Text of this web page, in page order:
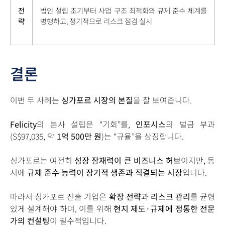
전
략
법인 설립 초기부터 사업 구조 최적화와 규제 준수 체계를
병행하고, 정기적으로 리스크 점검 실시
결론
이번 두 사례는 싱가포르 시장의 본질을 잘 보여줍니다.
Felicity의 본사 설립은 “기회”를, 인포시스의 벌금 부과
(S$97,035, 약 1억 500만 원)는 “규율”을 상징합니다.
싱가포르는 여전히 성장 잠재력이 큰 비즈니스 허브이지만, 동
시에 규제 준수 능력이 장기적 생존과 직결되는 시장입니다.
따라서 싱가포르 진출 기업은 확장 전략과 리스크 관리를 균형
있게 설계해야 하며, 이를 위해 현지 제도·규제에 정통한 전문
가의 컨설팅이 필수적입니다.